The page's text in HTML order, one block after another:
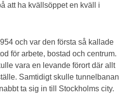
att ha kvällsöppet en kväll i
och var den första så kallade
för arbete, bostad och centrum.
vara en levande förort där allt
Samtidigt skulle tunnelbanan
ta sig in till Stockholms city.